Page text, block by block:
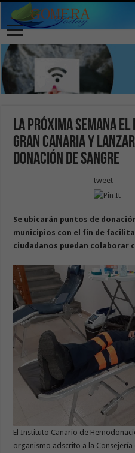
La próxima semana el
Gran Canaria y
donación de sangre
tweet
Se ubicarán puntos de
municipios con el fin de
ciudadanos puedan colaborar
El Instituto Canario de
organismo adscrito a la